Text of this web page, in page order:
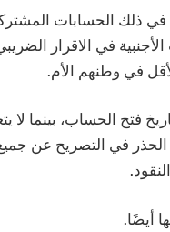
ذلك الحسابات
في الاقرار
في وطنهم الأم.
فتح الحساب، بينما لا
في التصريح عن
أيضًا.